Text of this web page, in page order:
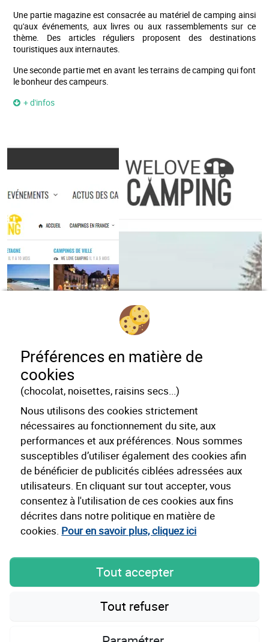
Une partie magazine est consacrée au matériel de camping ainsi
qu'aux événements, aux livres ou aux rassemblements sur ce
thème. Des articles réguliers proposent des destinations
touristiques aux internautes.
Une seconde partie met en avant les terrains de camping qui font
le bonheur des campeurs.
+ d'infos
Mentions légales Cookies
32 Juillet représente uniquement des éditeurs dont les
chiffres de publication et de diffusion sont certifiés par des
10 place Alfonse Jourdain
Préférences en matière de
cookies
(chocolat, noisettes, raisins secs...)
Nous utilisons des cookies strictement
nécessaires au fonctionnement du site, aux
performances et aux préférences. Nous sommes
susceptibles d’utiliser également des cookies afin
de bénéficier de publicités ciblées adressées aux
utilisateurs. En cliquant sur tout accepter, vous
consentez à l'utilisation de ces cookies aux fins
décrites dans notre politique en matière de
cookies. Pour en savoir plus, cliquez ici
Tout accepter
Tout refuser